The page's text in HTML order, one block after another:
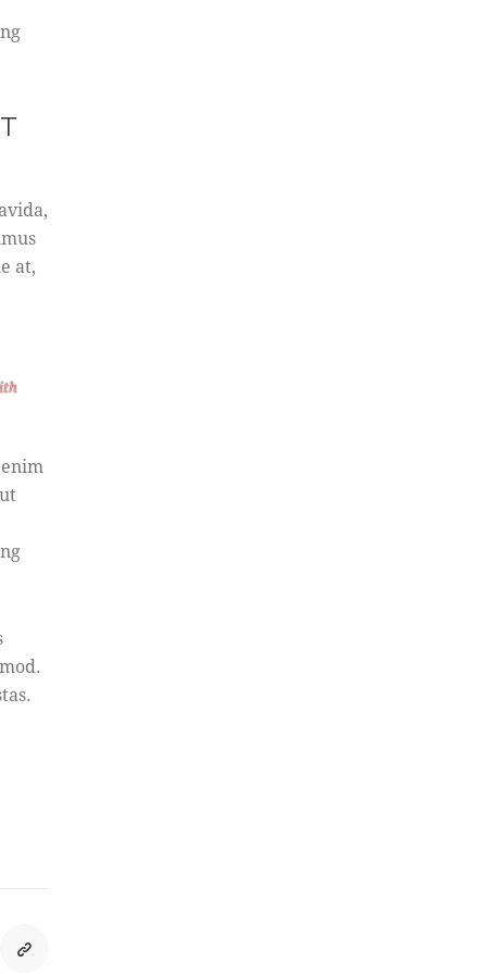
at,